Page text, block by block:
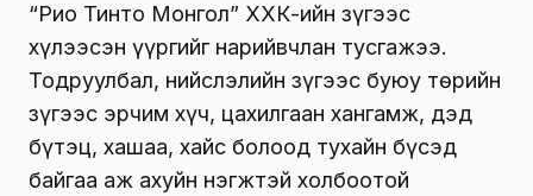
“Рио Тинто Монгол” ХХК-ийн зүгээс
хүлээсэн үүргийг нарийвчлан тусгажээ.
Тодруулбал, нийслэлийн зүгээс буюу төрийн
зүгээс эрчим хүч, цахилгаан хангамж, дэд
бүтэц, хашаа, хайс болоод тухайн бүсэд
байгаа аж ахуйн нэгжтэй холбоотой